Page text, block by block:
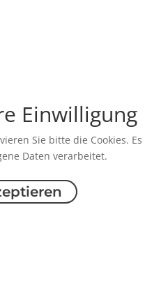
Einwilligung
Sie bitte die Cookies. Es
Daten verarbeitet.